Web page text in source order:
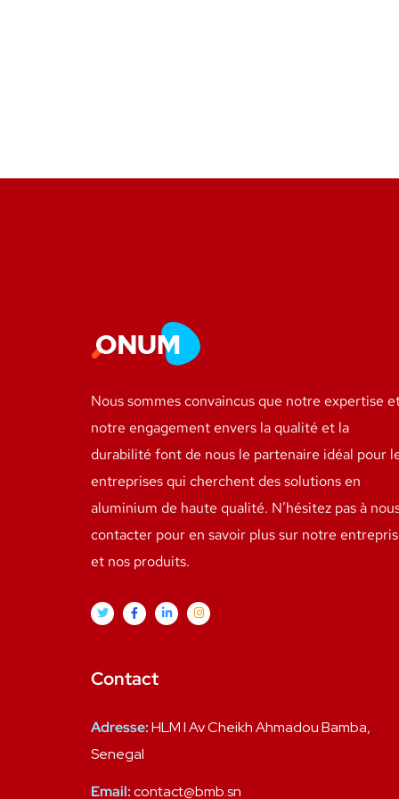
Nous sommes convaincus que notre expertise
notre engagement envers la qualité et la
durabilité font de nous le partenaire idéal pour
entreprises qui cherchent des solutions en
aluminium de haute qualité. N’hésitez pas à
contacter pour en savoir plus sur notre
et nos produits.
Contact
Adresse:HLM I Av Cheikh Ahmadou Bamba,
Senegal
Email:contact@bmb.sn